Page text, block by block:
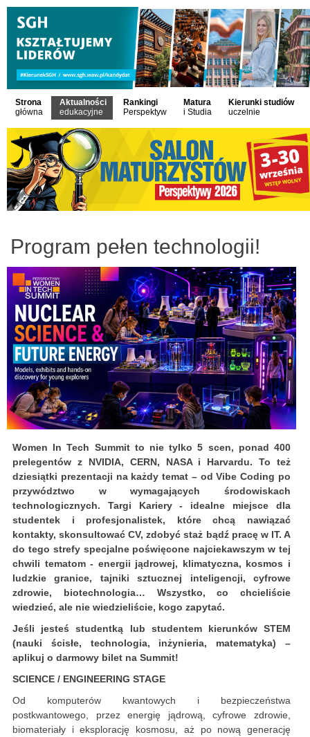
Strona
główna
Aktualności
edukacyjne
Rankingi
Perspektyw
Matura
i Studia
Kierunki studiów
uczelnie
Program pełen technologii!
Women In Tech Summit to nie tylko 5 scen, ponad 400
prelegentów z NVIDIA, CERN, NASA i Harvardu. To też
dziesiątki prezentacji na każdy temat – od Vibe Coding po
przywództwo w wymagających środowiskach
technologicznych. Targi Kariery - idealne miejsce dla
studentek i profesjonalistek, które chcą nawiązać
kontakty, skonsultować CV, zdobyć staż bądź pracę w IT. A
do tego strefy specjalne poświęcone najciekawszym w tej
chwili tematom - energii jądrowej, klimatyczna, kosmos i
ludzkie granice, tajniki sztucznej inteligencji, cyfrowe
zdrowie, biotechnologia… Wszystko, co chcieliście
wiedzieć, ale nie wiedzieliście, kogo zapytać.
Jeśli jesteś studentką lub studentem kierunków STEM
(nauki ścisłe, technologia, inżynieria, matematyka) –
aplikuj o darmowy bilet na Summit!
SCIENCE / ENGINEERING STAGE
Od komputerów kwantowych i bezpieczeństwa
postkwantowego, przez energię jądrową, cyfrowe zdrowie,
biomateriały i eksplorację kosmosu, aż po nową generację